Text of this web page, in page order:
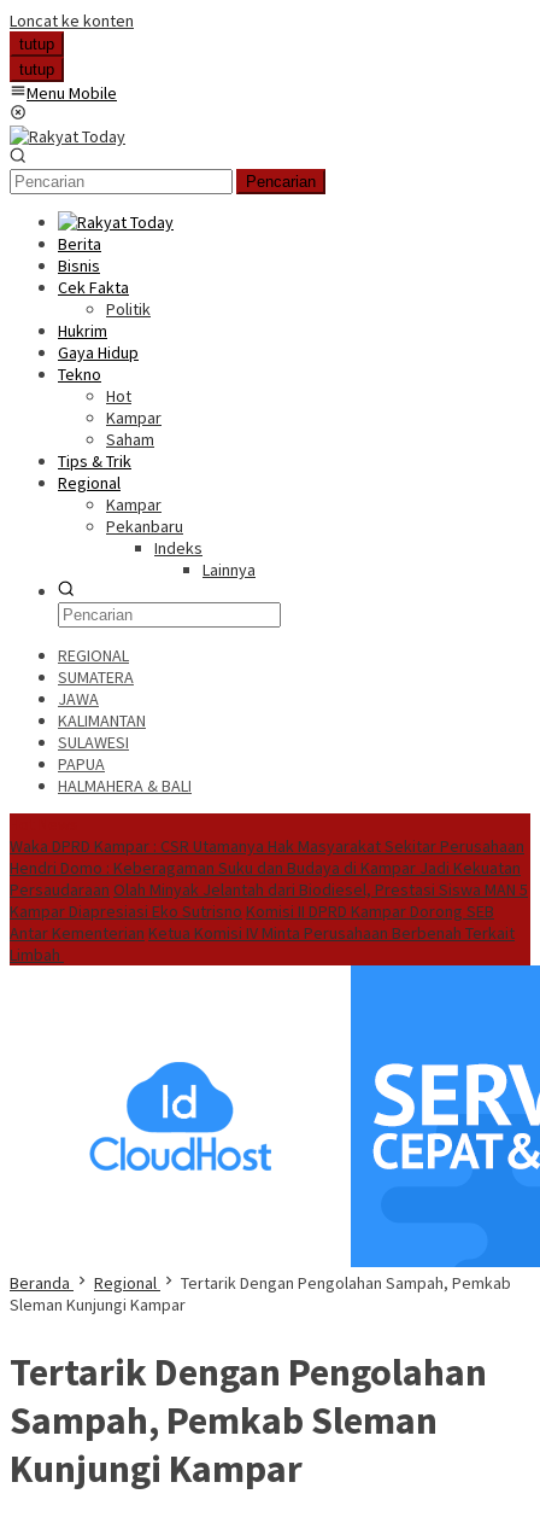
Loncat ke konten
tutup
tutup
Menu Mobile
Pencarian
Berita
Bisnis
Cek Fakta
Politik
Hukrim
Gaya Hidup
Tekno
Hot
Kampar
Saham
Tips & Trik
Regional
Kampar
Pekanbaru
Indeks
Lainnya
REGIONAL
SUMATERA
JAWA
KALIMANTAN
SULAWESI
PAPUA
HALMAHERA & BALI
Waka DPRD Kampar : CSR Utamanya Hak Masyarakat Sekitar Perusahaan
Hendri Domo : Keberagaman Suku dan Budaya di Kampar Jadi Kekuatan
Persaudaraan Olah Minyak Jelantah dari Biodiesel, Prestasi Siswa MAN 5
Kampar Diapresiasi Eko Sutrisno Komisi II DPRD Kampar Dorong SEB
Antar Kementerian Ketua Komisi IV Minta Perusahaan Berbenah Terkait
Limbah
Beranda Regional
Tertarik Dengan Pengolahan Sampah, Pemkab
Sleman Kunjungi Kampar
Tertarik Dengan Pengolahan
Sampah, Pemkab Sleman
Kunjungi Kampar